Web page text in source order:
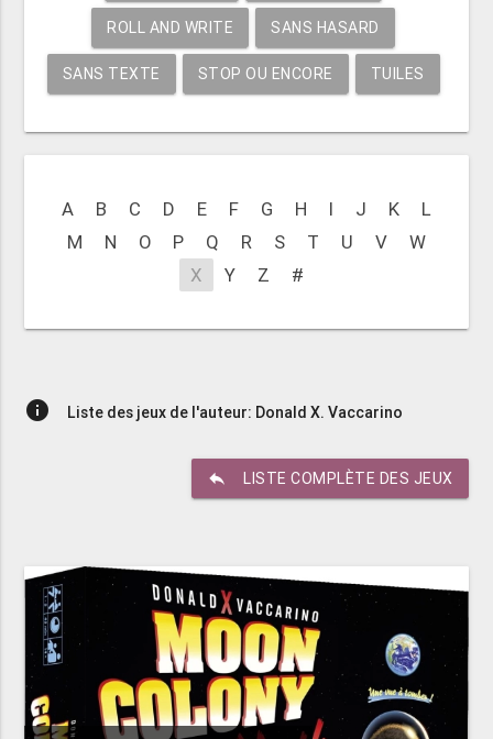
ROLL AND WRITE SANS HASARD
SANS TEXTE STOP OU ENCORE TUILES
A B C D E F G H I J K
L
M
N O P Q R S T U V
W
X
Y Z #
info Liste des jeux de l'auteur: Donald X. Vaccarino
reply LISTE COMPLÈTE DES JEUX